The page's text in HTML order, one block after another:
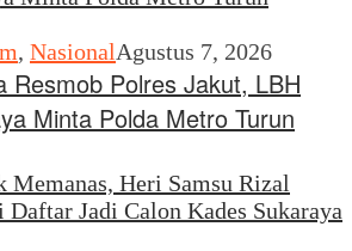
, NasionalAgustus 7, 2026
Resmob Polres Jakut, LBH
Minta Polda Metro Turun